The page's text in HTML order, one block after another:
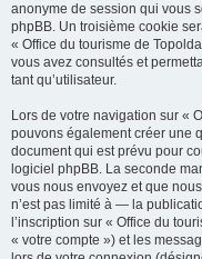
anonyme de session qui vous
phpBB. Un troisième cookie
« Office du tourisme de
vous avez consultés et
tant qu’utilisateur.
Lors de votre navigation sur «
pouvons également créer une
document qui est prévu pour
logiciel phpBB. La seconde
vous nous envoyez et que
n’est pas limité à — la
l’inscription sur « Office du
« votre compte ») et les